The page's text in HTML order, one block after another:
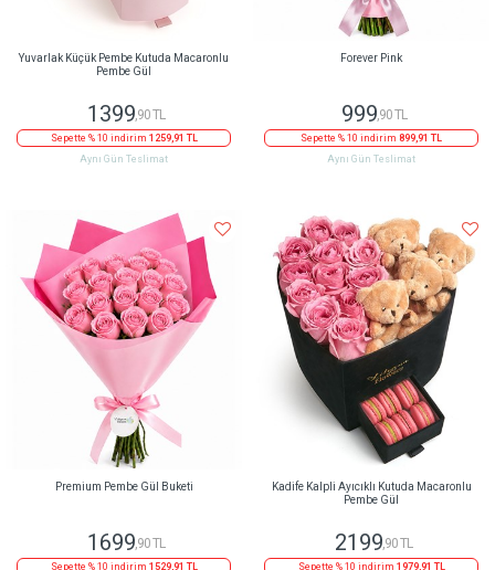
Yuvarlak Küçük Pembe Kutuda Macaronlu
Pembe Gül
1399 ,90 TL
Sepette % 10 indirim 1259,91 TL
Aynı Gün Teslimat
Forever Pink
999,90 TL
Sepette % 10 indirim 899,91 TL
Aynı Gün Teslimat
Premium Pembe Gül Buketi
1699,90 TL
Sepette % 10 indirim 1529,91 TL
Kadife Kalpli Ayıcıklı Kutuda Macaronlu
Pembe Gül
2199,90 TL
Sepette % 10 indirim 1979,91 TL